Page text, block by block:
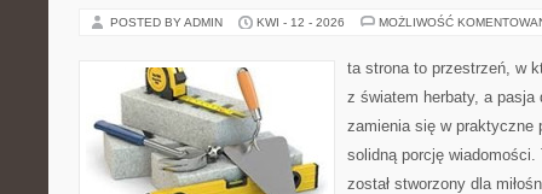
POSTED BY ADMIN KWI - 12 - 2026 MOŻLIWOŚĆ
ta strona to przestrzeń, w
z światem herbaty, a pasja
zamienia się w praktyczne
solidną porcję
został stworzony dla